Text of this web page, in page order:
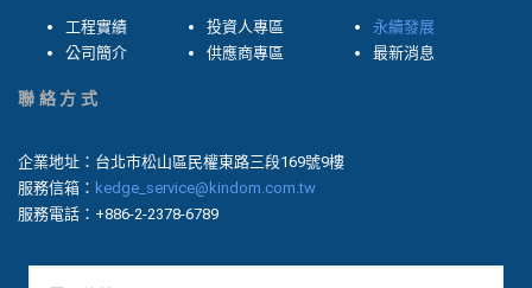
工程實績
公司簡介
投資人專區
供應商專區
永續發展
最新消息
聯絡方式
企業地址：台北市松山區民權東路三段169號9樓
服務信箱： kedge_service@kindom.com.tw
服務電話：+886-2-2378-6789